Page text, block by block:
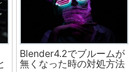
MySQL5.7と
phpMyAdminのインスト